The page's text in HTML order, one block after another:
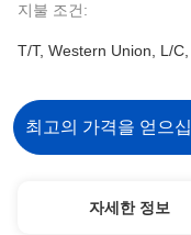
지불 조건:
T/T, Western Union, L/
최고의 가격을 얻으
자세한 정보